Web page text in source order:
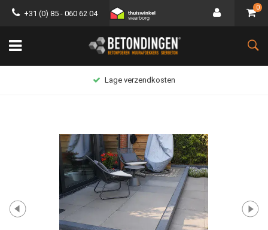
+31 (0) 85 - 060 62 04
0
Lage verzendkosten